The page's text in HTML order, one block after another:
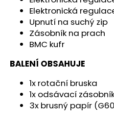
Elektronická
Upnutí na suchý zip
Zásobník na prach
BMC kufr
BALENÍ OBSAHUJE
1x rotační bruska
1x odsávací
3x brusný papír
r